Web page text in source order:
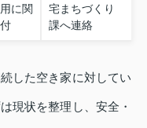
に関
宅まちづくり
課へ連絡
した空き家に対してい
現状を整理し、安全・